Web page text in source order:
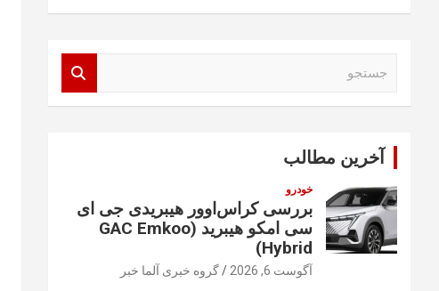
آخرین مطالب
خودرو
بررسی کراس‌اوور هیبریدی جی ای
سی امکو هیبرید (GAC Emkoo
Hybrid)
آگوست 6, 2026 گروه خبری آلما خبر